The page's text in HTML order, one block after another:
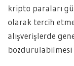
kripto paraları
olarak tercih
alışverişlerde